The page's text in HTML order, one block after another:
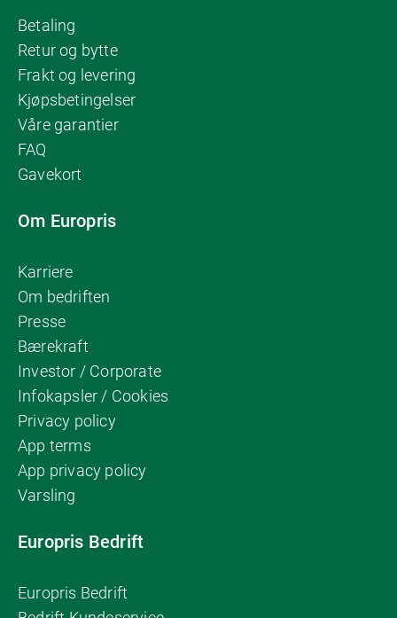
Betaling
Retur og bytte
Frakt og levering
Kjøpsbetingelser
Våre garantier
FAQ
Gavekort
Om Europris
Karriere
Om bedriften
Presse
Bærekraft
Investor / Corporate
Infokapsler / Cookies
Privacy policy
App terms
App privacy policy
Varsling
Europris Bedrift
Europris Bedrift